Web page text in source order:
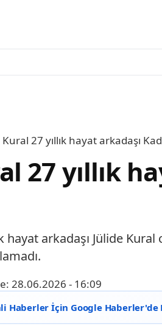
27 yıllık hayat arkadaşı
27 yıllık
hayat arkadaşı Jülide
28.06.2026 - 16:09
Haberler İçin Google Haberler'de